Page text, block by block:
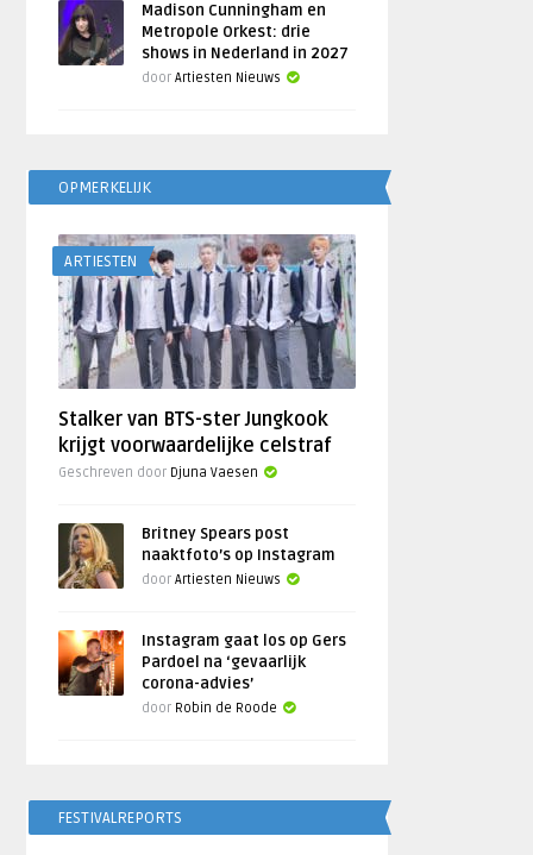
Madison Cunningham en
Metropole Orkest: drie
shows in Nederland in 2027
doorArtiesten Nieuws
OPMERKELIJK
ARTIESTEN
Stalker van BTS-ster Jungkook
krijgt voorwaardelijke celstraf
Geschreven door Djuna Vaesen
Britney Spears post
naaktfoto’s op Instagram
doorArtiesten Nieuws
Instagram gaat los op Gers
Pardoel na ‘gevaarlijk
corona-advies’
door Robin de Roode
FESTIVALREPORTS